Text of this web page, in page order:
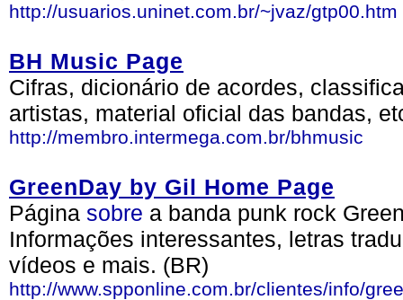
http://usuarios.uninet.com.br/~jvaz/gtp00.htm
BH Music Page
Cifras, dicionário de acordes,
artistas, material oficial das bandas,
http://membro.intermega.com.br/bhmusic
GreenDay by Gil Home Page
Página sobre a banda punk rock
Informações interessantes, letras
vídeos e mais. (BR)
http://www.spponline.com.br/clientes/info/